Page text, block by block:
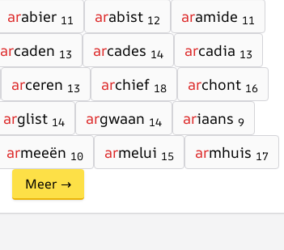
arabier 11 arabist 12 aramide 11
arcaden 13 arcades 14 arcadia 13
arceren 13 archief 18 archont 16
arglist 14 argwaan 14 ariaans 9
armeeën 10 armelui 15 armhuis 17
Meer →